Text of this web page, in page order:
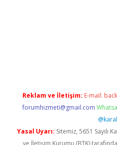
Reklam ve İletişim: E-mail:
forumhizmeti@gmail.com
Yasal Uyarı: Sitemiz, 5651 Sayılı
ve İletişim Kurumu (BTK)